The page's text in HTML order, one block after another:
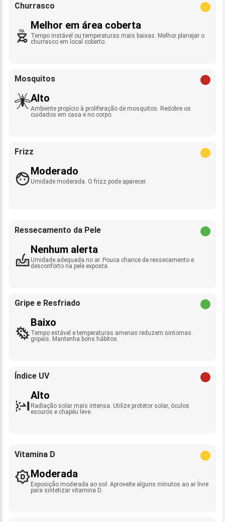
Churrasco
Melhor em área coberta
Tempo instável ou temperaturas mais baixas. Melhor planejar o
churrasco em local coberto.
Mosquitos
Alto
Ambiente propício à proliferação de mosquitos. Redobre os
cuidados em casa e no corpo.
Frizz
Moderado
Umidade moderada. O frizz pode aparecer.
Ressecamento da Pele
Nenhum alerta
Umidade adequada no ar. Pouca chance de ressecamento e
desconforto na pele exposta.
Gripe e Resfriado
Baixo
Tempo estável e temperaturas amenas reduzem sintomas
gripais. Mantenha bons hábitos.
Índice UV
Alto
Radiação solar mais intensa. Utilize protetor solar, óculos
escuros e chapéu leve.
Vitamina D
Moderada
Exposição moderada ao sol. Aproveite alguns minutos ao ar livre
para sintetizar vitamina D.